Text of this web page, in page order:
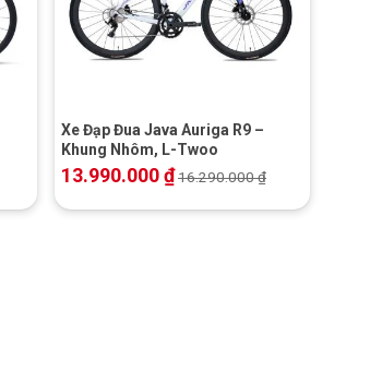
Xe Đạp Đua Java Auriga R9 –
Khung Nhôm, L-Twoo
13.990.000₫16.290.000₫